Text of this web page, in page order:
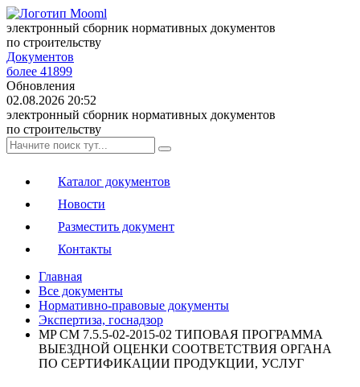
электронный сборник нормативных документов
по строительству
Документов
более 41899
Обновления
02.08.2026 20:52
электронный сборник нормативных документов
по строительству
Каталог документов
Новости
Разместить документ
Контакты
Главная
Все документы
Нормативно-правовые документы
Экспертиза, госнадзор
MP CM 7.5.5-02-2015-02 ТИПОВАЯ ПРОГРАММА
ВЫЕЗДНОЙ ОЦЕНКИ СООТВЕТСТВИЯ ОРГАНА
ПО СЕРТИФИКАЦИИ ПРОДУКЦИИ, УСЛУГ